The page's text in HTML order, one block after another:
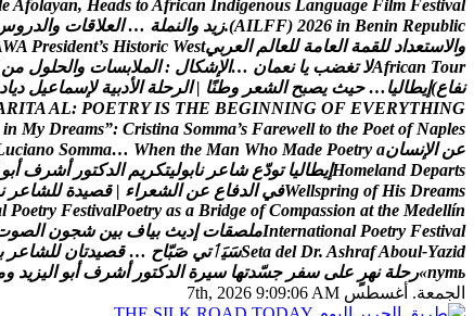
eAfolayan, Heads toAfrican Indigenous Language Film Festival
(AILFF) 2026 in Benin Republic
.زيد والنملة … العلقات والدر و
والستعداد للقمة العامة للعالم العربي WA President’s Historic West
African Tour ل تغضب يا نعمان …الشكال : الملبسات والحلول من
نفاع)إيطاليا… حيث يصبح الشعر وطنا | الرحلة الدبية لسماعيل دياد
RITA AL: POETRY IS THE BEGINNING OF EVERYTHING
in My Dreams”: Cristina Somma’s Farewell to the Poet of Naples
عن النسان uciano Somma… When the Man Who Made Poetry a
Homeland Departs إيطاليا تودع شاعر نابوليتكريم الدكتور أشرف أبو
Wellspring of His Dreams في الدفاع عن الشعراء | قصيدة للشاعر ن
l Poetry FestivalPoetry as a Bridge of Compassion at the Medellín
International Poetry Festival ملصقات إديث بياف بين شجون الصو
Seta del Dr. AshrafAboul-Yazid سيٲتي صباح … قصيدتان للشاعر ب
путь
»رحلة نهر على سفر جسدتها سيرة الدكتور أشرف أبو اليزيد و
الجمعة. أغسطس 7th, 2026 9:09:07 AM